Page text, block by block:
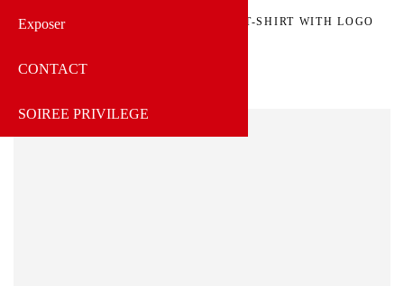
Exposer
CONTACT
SOIREE PRIVILEGE
T-SHIRT WITH LOGO